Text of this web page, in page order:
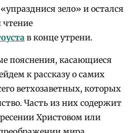
зело» и остался
чтение
в конце утрени.
пояснения, касающиеся
к рассказу о самих
ветхозаветных, которых
Часть из них содержит
Христовом или